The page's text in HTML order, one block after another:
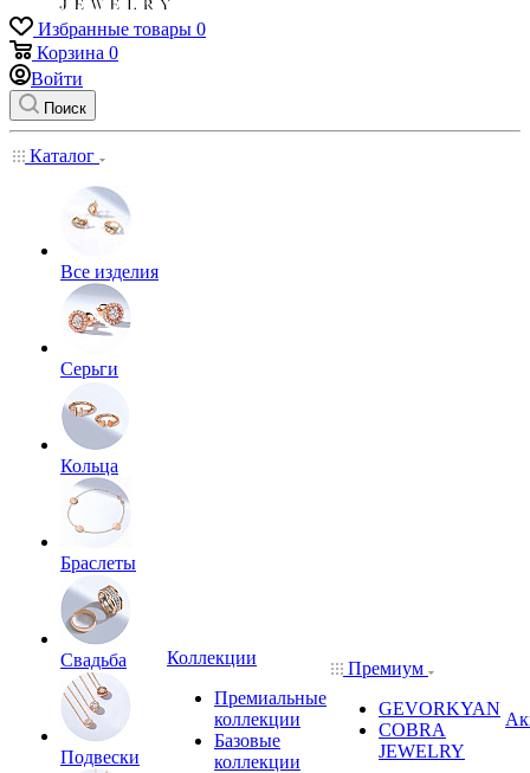
Избранные товары 0
Корзина 0
Войти
Поиск
Каталог
Все изделия
Серьги
Кольца
Браслеты
Свадьба
Подвески
Коллекции
Премиальные
коллекции
Базовые
коллекции
Премиум
GEVORKYAN
COBRA
JEWELRY